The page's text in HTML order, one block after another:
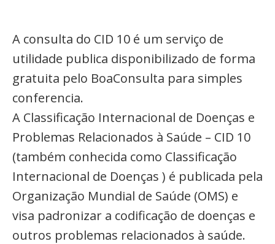
A consulta do CID 10 é um serviço de
utilidade publica disponibilizado de forma
gratuita pelo BoaConsulta para simples
conferencia.
A Classificação Internacional de Doenças e
Problemas Relacionados à Saúde – CID 10
(também conhecida como Classificação
Internacional de Doenças ) é publicada pela
Organização Mundial de Saúde (OMS) e
visa padronizar a codificação de doenças e
outros problemas relacionados à saúde.